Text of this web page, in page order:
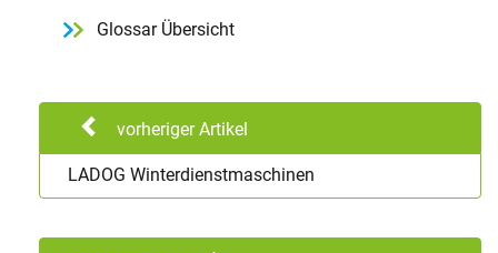
Glossar Übersicht
vorheriger Artikel
LADOG Winterdienstmaschinen